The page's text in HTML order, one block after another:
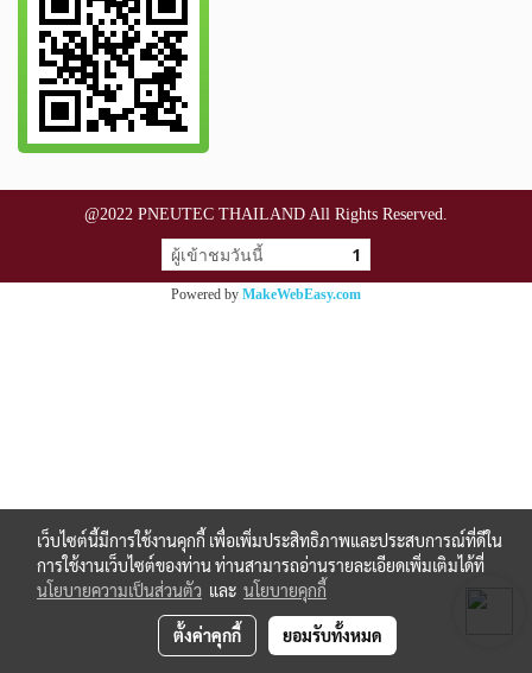
@2022 PNEUTEC THAILAND All Rights Reserved.
ผู้เข้าชมวันนี้ 1
Powered by MakeWebEasy.com
เว็บไซต์นี้มีการใช้งานคุกกี้ เพื่อเพิ่มประสิทธิภาพและประสบการณ์ที่ดีใน
การใช้งานเว็บไซต์ของท่าน ท่านสามารถอ่านรายละเอียดเพิ่มเติมได้ที่
นโยบายความเป็นส่วนตัว และ นโยบายคุกกี้
ตั้งค่าคุกกี้ ยอมรับทั้งหมด